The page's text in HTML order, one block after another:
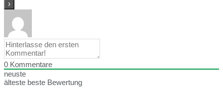
0 Kommentare
neuste
älteste beste Bewertung